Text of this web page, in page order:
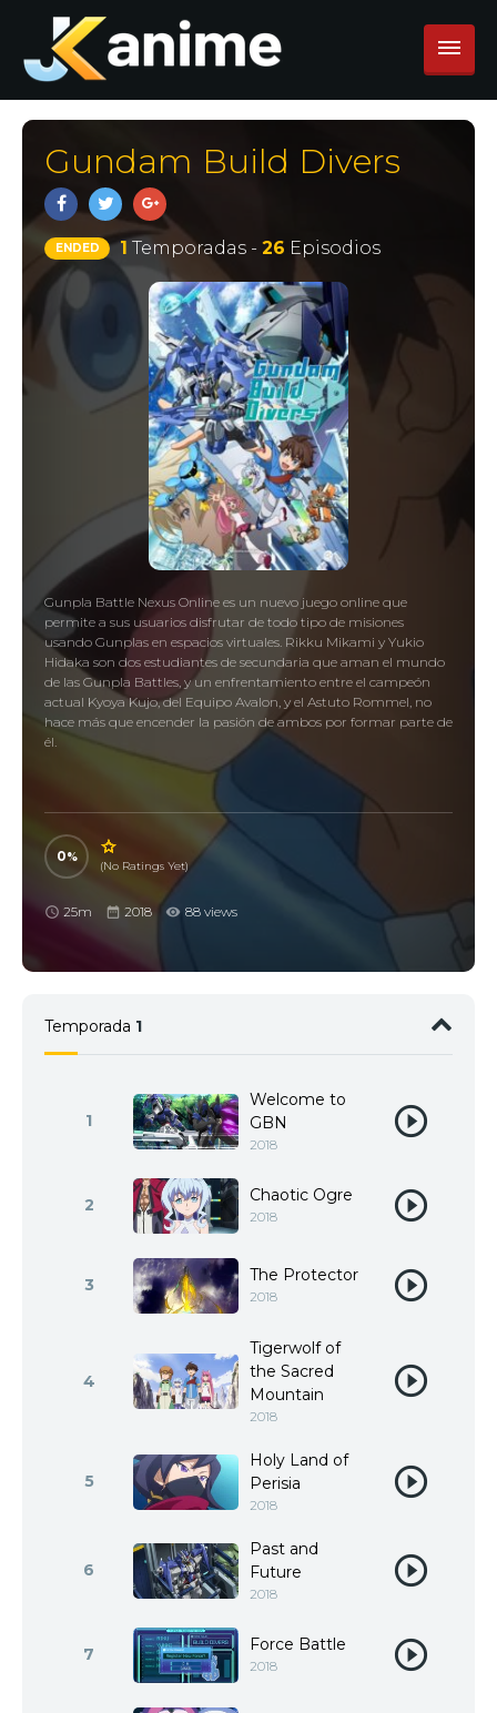
Gundam Build Divers
ENDED 1 Temporadas - 26 Episodios
Gunpla Battle Nexus Online es un nuevo juego online que
permite a sus usuarios disfrutar de todo tipo de misiones
usando Gunplas en espacios virtuales. Rikku Mikami y Yukio
Hidaka son dos estudiantes de secundaria que aman el mundo
de las Gunpla Battles, y un enfrentamiento entre el campeón
actual Kyoya Kujo, del Equipo Avalon, y el Astuto Rommel, no
hace más que encender la pasión de ambos por formar parte de
él.
0
(No Ratings Yet)
25m 2018 88 views
Temporada 1
1
Welcome to
GBN
2018
2 Chaotic Ogre
2018
3 The Protector
2018
4
Tigerwolf of
the Sacred
Mountain
2018
5
Holy Land of
Perisia
2018
6
Past and
Future
2018
7 Force Battle
2018